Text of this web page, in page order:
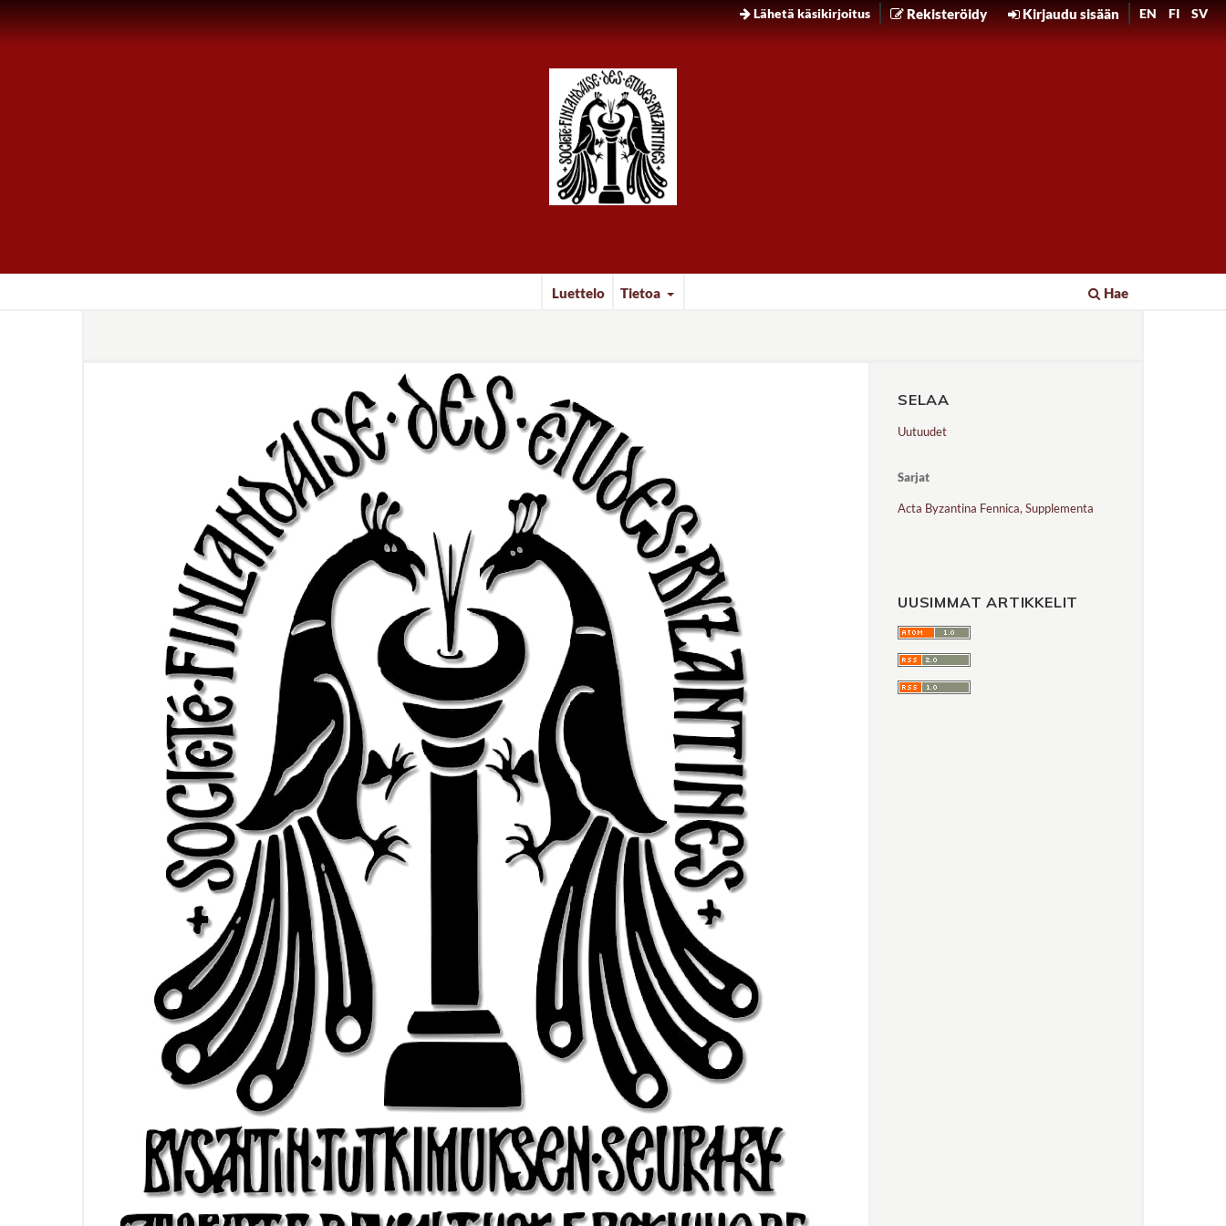
Luettelo Tietoa Hae
Lähetä käsikirjoitus Rekisteröidy Kirjaudu sisään EN FI SV
SELAA
Uutuudet
Sarjat
Acta Byzantina Fennica, Supplementa
UUSIMMAT ARTIKKELIT